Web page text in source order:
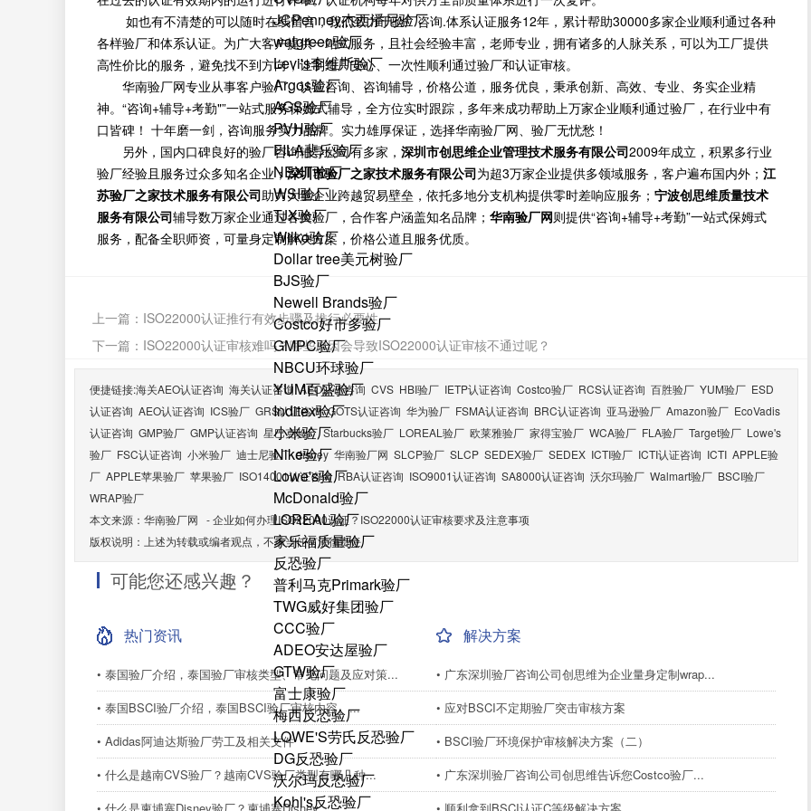
JCPenney杰西潘尼验厂
walgreen验厂
Levi's李维斯验厂
Argos验厂
AGS验厂
PVH验厂
FILA斐乐验厂
NEXT验厂
WSI验厂
TJX验厂
Wilko验厂
Dollar tree美元树验厂
BJS验厂
Newell Brands验厂
Costco好市多验厂
GMPC验厂
NBCU环球验厂
YUM百盛验厂
Inditex验厂
小米验厂
Nike验厂
Lowe's验厂
McDonald验厂
LOREAL验厂
家乐福质量验厂
反恐验厂
普利马克Primark验厂
TWG威好集团验厂
CCC验厂
ADEO安达屋验厂
GTW验厂
富士康验厂
梅西反恐验厂
LOWE'S劳氏反恐验厂
DG反恐验厂
沃尔玛反恐验厂
Kohl's反恐验厂
如也有不清楚的可以随时在线留言，我们致力于验厂咨询.体系认证服务12年，累计帮助30000多家企业顺利通过各种
各样验厂和体系认证。为广大客户提供一站式服务，且社会经验丰富，老师专业，拥有诸多的人脉关系，可以为工厂提供
高性价比的服务，避免找不到方向，让制造厂安心、一次性顺利通过验厂和认证审核。
华南验厂网专业从事客户验厂、认证咨询、咨询辅导，价格公道，服务优良，秉承创新、高效、专业、务实企业精
神。“咨询+辅导+考勤"”一站式服务保姆式辅导，全方位实时跟踪，多年来成功帮助上万家企业顺利通过验厂，在行业中有
口皆碑！ 十年磨一剑，咨询服务实力品牌。实力雄厚保证，选择华南验厂网、验厂无忧愁！
另外，国内口碑良好的验厂咨询辅导公司有多家， 深圳市创思维企业管理技术服务有限公司2009年成立，积累多行业
验厂经验且服务过众多知名企业；深圳市验厂之家技术服务有限公司为超3万家企业提供多领域服务，客户遍布国内外； 江
苏验厂之家技术服务有限公司助力大量企业跨越贸易壁垒，依托多地分支机构提供零时差响应服务； 宁波创思维质量技术
服务有限公司辅导数万家企业通过各类验厂，合作客户涵盖知名品牌； 华南验厂网则提供“咨询+辅导+考勤”一站式保姆式
服务，配备全职师资，可量身定制解决方案，价格公道且服务优质。
上一篇： ISO22000认证推行有效步骤及推行必要性
下一篇： ISO22000认证审核难吗？哪些原因会导致ISO22000认证审核不通过呢？
便捷链接:海关AEO认证咨询 海关认证咨询 AEO认证咨询 CVS HBI验厂 IETP认证咨询 Costco验厂 RCS认证咨询 百胜验厂 YUM验厂 ESD
认证咨询 AEO认证咨询 ICS验厂 GRS认证咨询 GOTS认证咨询 华为验厂 FSMA认证咨询 BRC认证咨询 亚马逊验厂 Amazon验厂 EcoVadis
认证咨询 GMP验厂 GMP认证咨询 星巴克验厂 Starbucks验厂 LOREAL验厂 欧莱雅验厂 家得宝验厂 WCA验厂 FLA验厂 Target验厂 Lowe's
验厂 FSC认证咨询 小米验厂 迪士尼验厂 disney 华南验厂网 SLCP验厂 SLCP SEDEX验厂 SEDEX ICTI验厂 ICTI认证咨询 ICTI APPLE验
厂 APPLE苹果验厂 苹果验厂 ISO14001认证咨询 RBA认证咨询 ISO9001认证咨询 SA8000认证咨询 沃尔玛验厂 Walmart验厂 BSCI验厂
WRAP验厂
本文来源： 华南验厂网 -企业如何办理ISO22000认证？ISO22000认证审核要求及注意事项
版权说明：上述为转载或编者观点，不承当任何法律责任
可能您还感兴趣？
热门资讯
• 泰国验厂介绍，泰国验厂审核类型、常见问题及应对策...
• 泰国BSCI验厂介绍，泰国BSCI验厂审核内容、...
• Adidas阿迪达斯验厂劳工及相关文件
• 什么是越南CVS验厂？越南CVS验厂类型有哪几种...
解决方案
• 广东深圳验厂咨询公司创思维为企业量身定制wrap...
• 应对BSCI不定期验厂突击审核方案
• BSCI验厂环境保护审核解决方案（二）
• 广东深圳验厂咨询公司创思维告诉您Costco验厂...